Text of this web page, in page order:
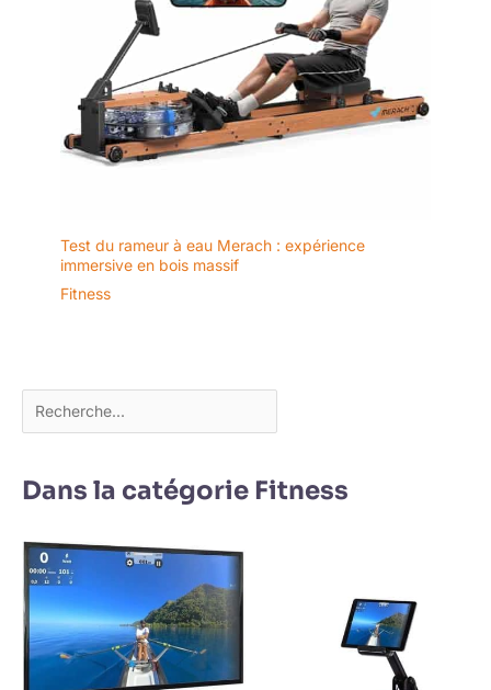
Test du rameur à eau Merach : expérience
immersive en bois massif
Fitness
Dans la catégorie Fitness